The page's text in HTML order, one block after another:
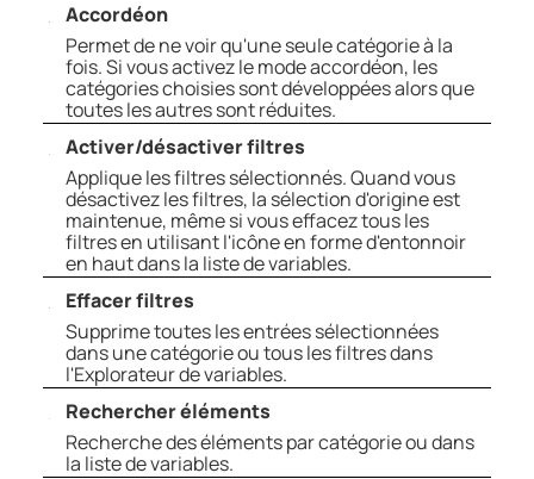
Accordéon
Permet de ne voir qu'une seule catégorie à la
fois. Si vous activez le mode accordéon, les
catégories choisies sont développées alors que
toutes les autres sont réduites.
Activer/désactiver filtres
Applique les filtres sélectionnés. Quand vous
désactivez les filtres, la sélection d'origine est
maintenue, même si vous effacez tous les
filtres en utilisant l'icône en forme d'entonnoir
en haut dans la liste de variables.
Effacer filtres
Supprime toutes les entrées sélectionnées
dans une catégorie ou tous les filtres dans
l'Explorateur de variables.
Rechercher éléments
Recherche des éléments par catégorie ou dans
la liste de variables.